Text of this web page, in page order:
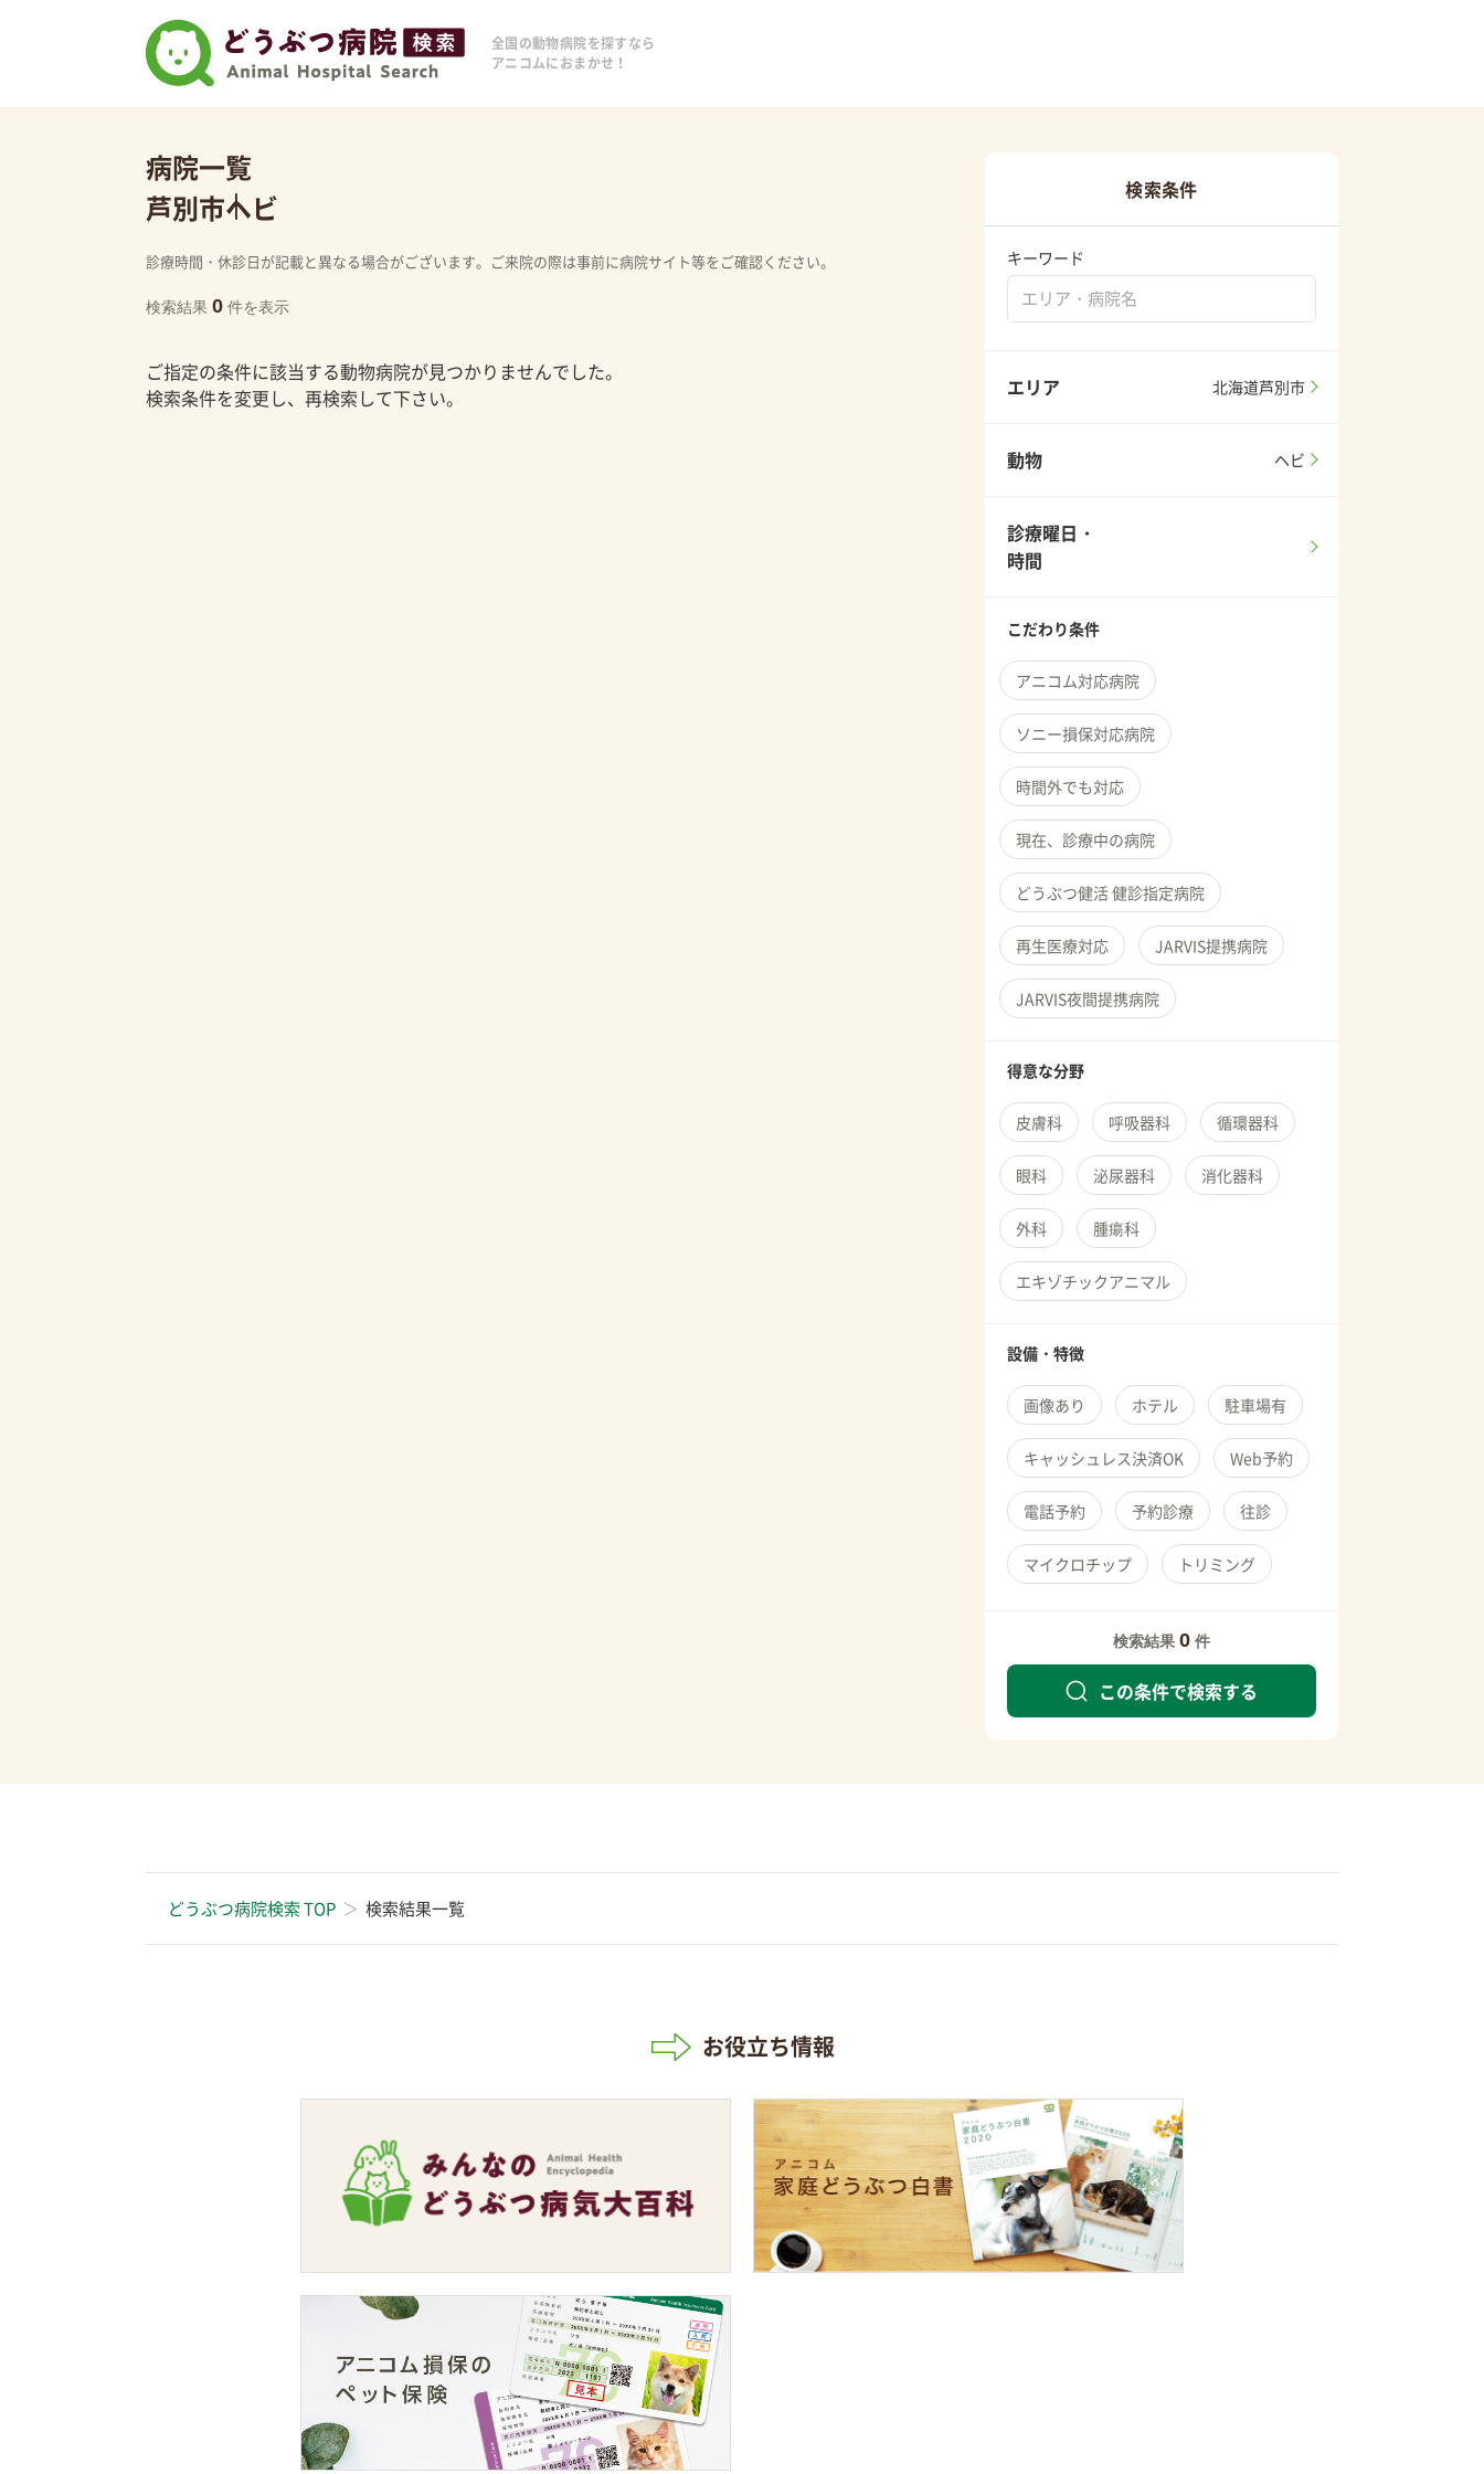
全国の動物病院を探すなら
アニコムにおまかせ！
病院一覧
芦別市ヘビ
診療時間・休診日が記載と異なる場合がございます。ご来院の際は事前に病院サイト等をご確認ください。
検索結果 0 件を表示
ご指定の条件に該当する動物病院が見つかりませんでした。
検索条件を変更し、再検索して下さい。
検索条件
キーワード
エリア 北海道芦別市
動物 ヘビ
診療曜日・
時間
こだわり条件
アニコム対応病院
ソニー損保対応病院
時間外でも対応
現在、診療中の病院
どうぶつ健活 健診指定病院
再生医療対応 JARVIS提携病院
JARVIS夜間提携病院
得意な分野
皮膚科 呼吸器科 循環器科
眼科 泌尿器科 消化器科
外科 腫瘍科
エキゾチックアニマル
設備・特徴
画像あり ホテル 駐車場有
キャッシュレス決済OK Web予約
電話予約 予約診療 往診
マイクロチップ トリミング
検索結果 0 件
この条件で検索する
どうぶつ病院検索 TOP 検索結果一覧
お役立ち情報